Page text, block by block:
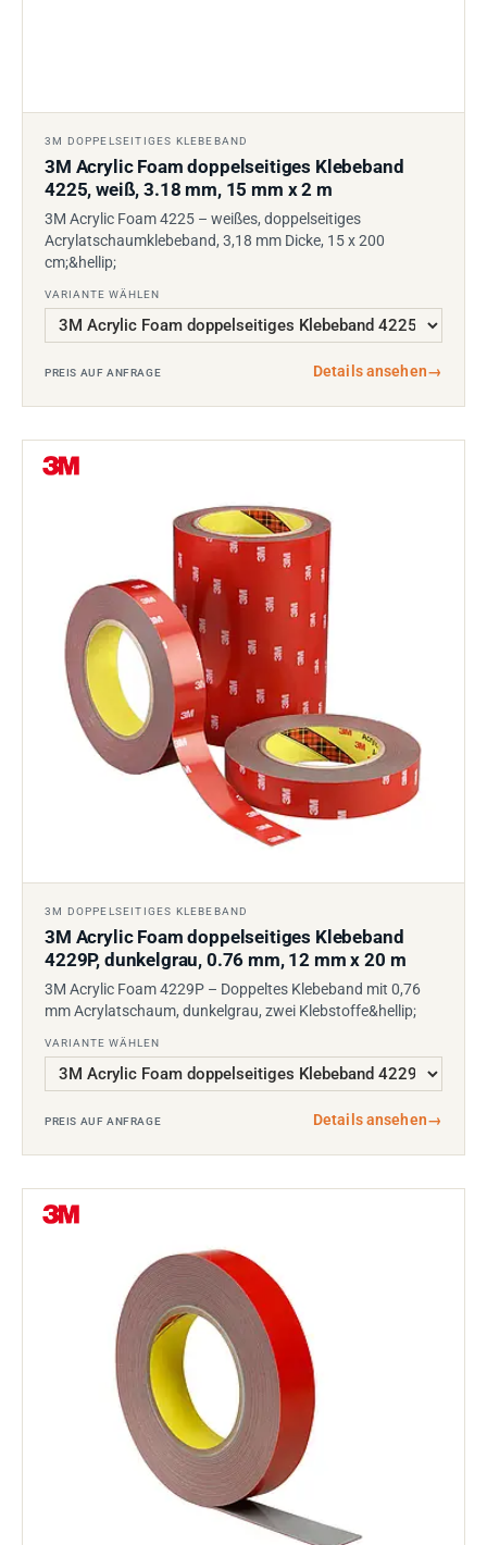
3M DOPPELSEITIGES KLEBEBAND
3M Acrylic Foam doppelseitiges Klebeband
4225, weiß, 3.18 mm, 15 mm x 2 m
3M Acrylic Foam 4225 – weißes, doppelseitiges
Acrylatschaumklebeband, 3,18 mm Dicke, 15 x 200
cm;&hellip;
VARIANTE WÄHLEN
PREIS AUF ANFRAGE Details ansehen→
3M DOPPELSEITIGES KLEBEBAND
3M Acrylic Foam doppelseitiges Klebeband
4229P, dunkelgrau, 0.76 mm, 12 mm x 20 m
3M Acrylic Foam 4229P – Doppeltes Klebeband mit 0,76
mm Acrylatschaum, dunkelgrau, zwei Klebstoffe&hellip;
VARIANTE WÄHLEN
PREIS AUF ANFRAGE Details ansehen→